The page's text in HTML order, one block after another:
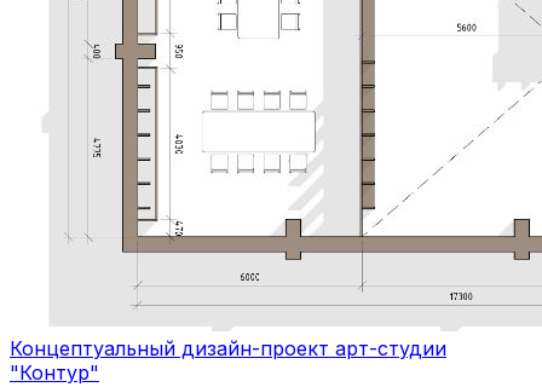
Концептуальный дизайн-проект арт-студии
"Контур"